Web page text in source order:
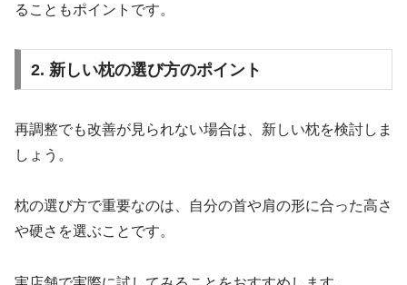
ることもポイントです。
2. 新しい枕の選び方のポイント
再調整でも改善が見られない場合は、新しい枕を検討しま
しょう。
枕の選び方で重要なのは、自分の首や肩の形に合った高さ
や硬さを選ぶことです。